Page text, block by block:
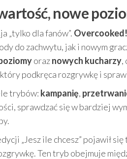
nowe
„tylko dla fanów”. Overcooked!
do zachwytu, jak i nowym
oraznowych kucharzy,
podkręca rozgrywkę i
trybów: kampanię,
sprawdzać się w bardziej
„Jesz ile chcesz” pojawił się
Ten tryb obejmuje